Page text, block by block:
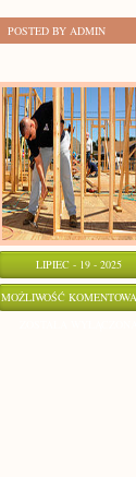
POSTED BY ADMIN
LIPIEC - 19 - 2025
MOŻLIWOŚĆ